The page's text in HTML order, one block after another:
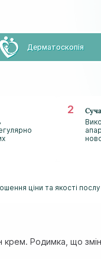
Дерматоскопія
ціни та якості
крем. Родимка, що